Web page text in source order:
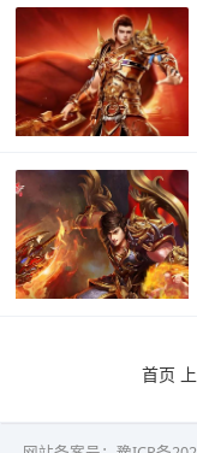
首页